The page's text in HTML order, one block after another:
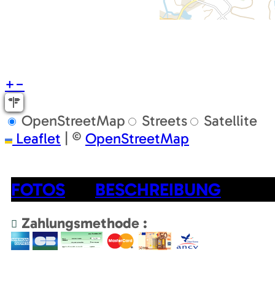
+−
OpenStreetMap Streets
Satellite
Leaflet | © OpenStreetMap
FOTOS BESCHREIBUNG
Zahlungsmethode :